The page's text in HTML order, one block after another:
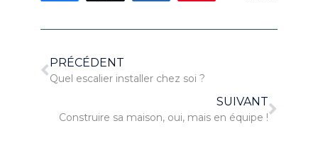
PRÉCÉDENT
Quel escalier installer chez soi ?
SUIVANT
Construire sa maison, oui, mais en équipe !